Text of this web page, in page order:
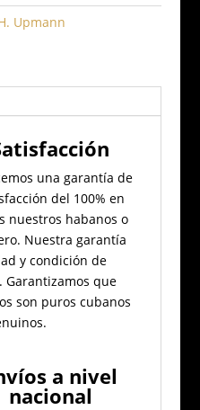
Upmann
una garantía de
del 100% en
nuestros habanos o
Nuestra garantía
y condición de
Garantizamos que
son puros cubanos
a nivel
nacional